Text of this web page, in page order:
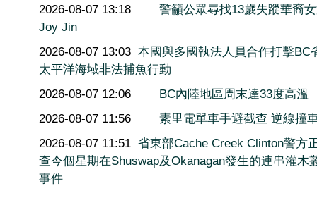
2026-08-07 13:18
警籲公眾尋找13歲失蹤華裔
Joy Jin
2026-08-07 13:03 本國與多國執法人員合作打擊BC
太平洋海域非法捕魚行動
2026-08-07 12:06
BC內陸地區周末達33度高溫
2026-08-07 11:56
素里電單車手避截查 逆線撞
2026-08-07 11:51 省東部Cache Creek Clinton警方
查今個星期在Shuswap及Okanagan發生的連串灌木
事件